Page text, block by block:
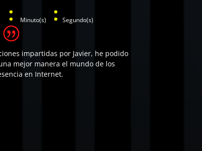
: Minuto(s) : Segundo(s)
impartidas por Javier, he podido
mejor manera el mundo de los
en Internet.